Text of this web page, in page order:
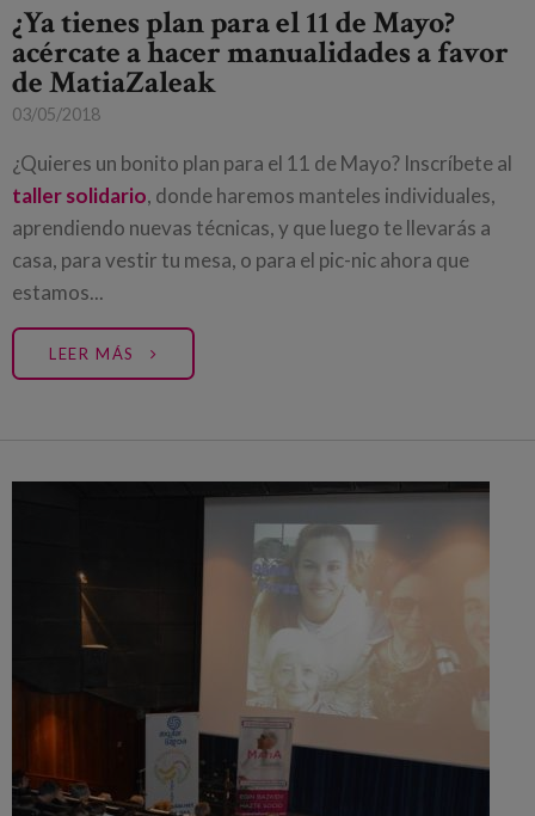
¿Ya tienes plan para el 11 de Mayo?
acércate a hacer manualidades a favor
de MatiaZaleak
03/05/2018
¿Quieres un bonito plan para el 11 de Mayo? Inscríbete al
taller solidario, donde haremos manteles individuales,
aprendiendo nuevas técnicas, y que luego te llevarás a
casa, para vestir tu mesa, o para el pic-nic ahora que
estamos...
LEER MÁS